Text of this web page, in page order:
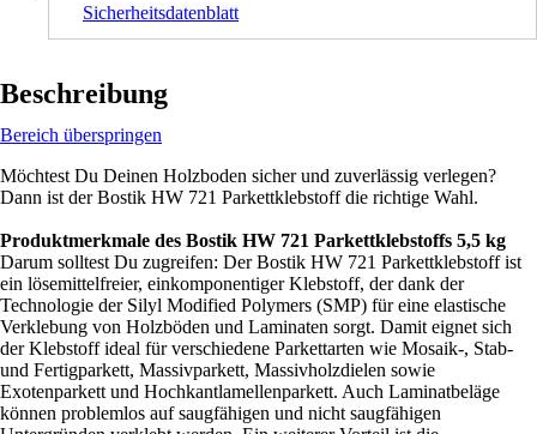
Sicherheitsdatenblatt
Beschreibung
Bereich überspringen
Möchtest Du Deinen Holzboden sicher und zuverlässig verlegen?
Dann ist der Bostik HW 721 Parkettklebstoff die richtige Wahl.
Produktmerkmale des Bostik HW 721 Parkettklebstoffs 5,5 kg
Darum solltest Du zugreifen: Der Bostik HW 721 Parkettklebstoff ist
ein lösemittelfreier, einkomponentiger Klebstoff, der dank der
Technologie der Silyl Modified Polymers (SMP) für eine elastische
Verklebung von Holzböden und Laminaten sorgt. Damit eignet sich
der Klebstoff ideal für verschiedene Parkettarten wie Mosaik-, Stab-
und Fertigparkett, Massivparkett, Massivholzdielen sowie
Exotenparkett und Hochkantlamellenparkett. Auch Laminatbeläge
können problemlos auf saugfähigen und nicht saugfähigen